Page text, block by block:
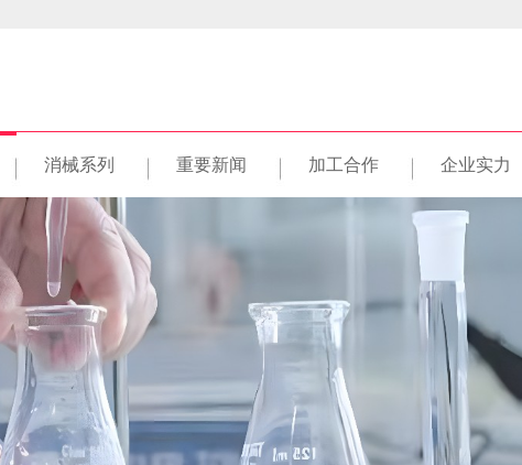
消械系列 重要新闻 加工合作 企业实力